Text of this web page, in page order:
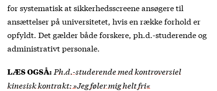
for systematisk at sikkerhedsscreene ansøgere til
ansættelser på universitetet, hvis en række forhold er
opfyldt. Det gælder både forskere, ph.d.-studerende og
administrativt personale.
LÆS OGSÅ: Ph.d.-studerende med kontroversiel
kinesisk kontrakt: »Jeg føler mig helt fri«